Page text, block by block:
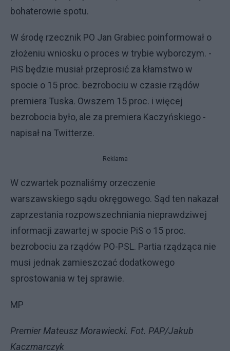
bohaterowie spotu.
W środę rzecznik PO Jan Grabiec poinformował o
złożeniu wniosku o proces w trybie wyborczym. -
PiS będzie musiał przeprosić za kłamstwo w
spocie o 15 proc. bezrobociu w czasie rządów
premiera Tuska. Owszem 15 proc. i więcej
bezrobocia było, ale za premiera Kaczyńskiego -
napisał na Twitterze.
Reklama
W czwartek poznaliśmy orzeczenie
warszawskiego sądu okręgowego. Sąd ten nakazał
zaprzestania rozpowszechniania nieprawdziwej
informacji zawartej w spocie PiS o 15 proc.
bezrobociu za rządów PO-PSL. Partia rządząca nie
musi jednak zamieszczać dodatkowego
sprostowania w tej sprawie.
MP
Premier Mateusz Morawiecki. Fot. PAP/Jakub
Kaczmarczyk